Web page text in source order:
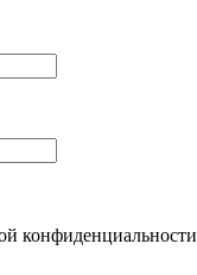
конфиденциальности